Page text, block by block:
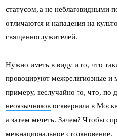
статусом, а не неблаговидными
отличаются и нападения на
священнослужителей.
Нужно иметь в виду и то, что
провоцируют межрелигиозные и
примеру, неслучайно то, что, по
неоязычников осквернила в
а затем мечеть. Зачем? Чтобы
межнациональное столкновение.